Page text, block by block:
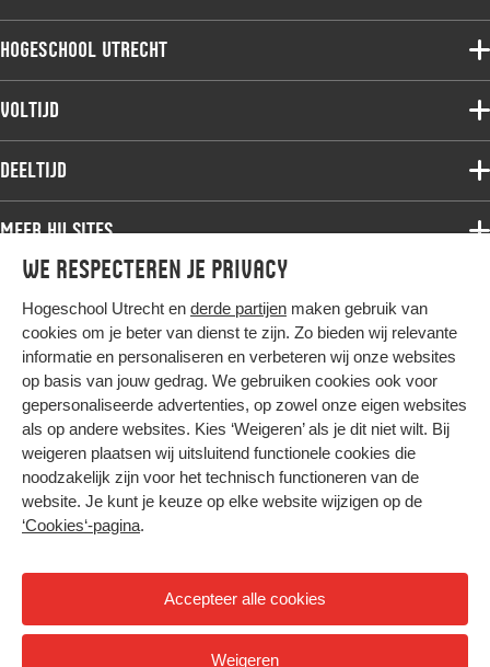
We respecteren je privacy
Hogeschool Utrecht en derde partijen maken gebruik van
cookies om je beter van dienst te zijn. Zo bieden wij relevante
informatie en personaliseren en verbeteren wij onze websites
op basis van jouw gedrag. We gebruiken cookies ook voor
gepersonaliseerde advertenties, op zowel onze eigen websites
als op andere websites. Kies ‘Weigeren’ als je dit niet wilt. Bij
weigeren plaatsen wij uitsluitend functionele cookies die
noodzakelijk zijn voor het technisch functioneren van de
website. Je kunt je keuze op elke website wijzigen op de
‘Cookies‘-pagina.
Accepteer alle cookies
Weigeren
Hogeschool Utrecht
Voltijdopleidingen
Onderzoek
Werken bij de HU
Contact
Voltijd
Associate degree
Master
Studiekeuze voltijd
Deeltijd
Associate degree
Bachelor
Master
Post-master
Studiekeuze deeltijd
Meer HU sites
HU International
HU Bibliotheek
HU Ontwikkelt
Duurzame HU
Intranet
Trajectum
Hier komt alles samen
Colofon
Privacy
Cookies
Nieuwsbrief
Hoog contrast